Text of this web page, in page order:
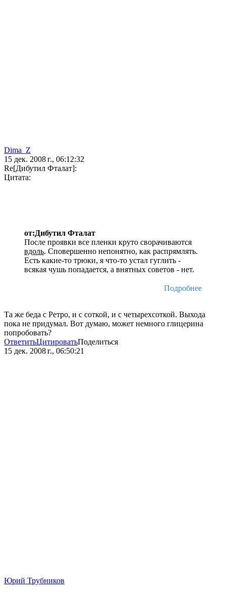
Dima_Z
15 дек. 2008 г., 06:12:32
Re[Дибутил Фталат]:
Цитата:
от:Дибутил Фталат
После проявки все пленки круто сворачиваются
вдоль. Сповершенно непонятно, как распрямлять.
Есть какие-то трюки, я что-то устал гуглить -
всякая чушь попадается, а внятных советов - нет.
Подробнее
Та же беда с Ретро, и с соткой, и с четырехсоткой. Выхода
пока не придумал. Вот думаю, может немного глицерина
попробовать?
ОтветитьЦитироватьПоделиться
15 дек. 2008 г., 06:50:21
Юрий Трубников